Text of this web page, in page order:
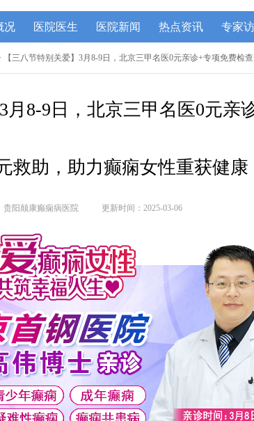
况 医院医生 医院新闻 热点资讯 专家
【三八节特别关爱】3月8-9日，北京三甲名医0元亲诊+专项免费检
月8-9日，北京三甲名医0元亲
救助，助力癫痫女性重获健康
贵阳颠康癫痫病医院 更新时间：2025-03-06